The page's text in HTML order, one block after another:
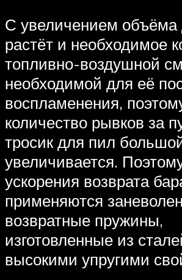
С увеличением объёма
растёт и необходимое
топливно-воздушной
необходимой для её
воспламенения,
количество рывков за
тросик для пил
увеличивается.
ускорения возврата
применяются
возвратные пружины,
изготовленные из
высокими упругими